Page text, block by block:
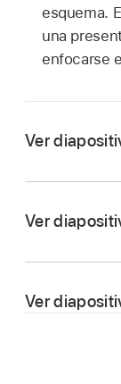
esquema.
una
enfocarse
Ver
Vista de
opciones
Ver
superior
Ver